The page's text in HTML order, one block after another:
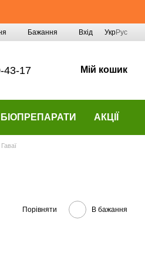
Бажання Вхід УкрРус
43-17 Мій кошик
БІОПРЕПАРАТИ АКЦІЇ
Порівняти В бажання